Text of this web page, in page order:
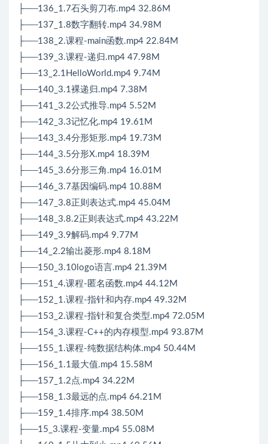
├──136_1.7石头剪刀布.mp4 32.86M
├──137_1.8数字翻转.mp4 34.98M
├──138_2.课程-main函数.mp4 22.84M
├──139_3.课程-递归.mp4 47.98M
├──13_2.1HelloWorld.mp4 9.74M
├──140_3.1裸递归.mp4 7.38M
├──141_3.2公式推导.mp4 5.52M
├──142_3.3记忆化.mp4 19.61M
├──143_3.4分形矩形.mp4 19.73M
├──144_3.5分形X.mp4 18.39M
├──145_3.6分形三角.mp4 16.01M
├──146_3.7基因编码.mp4 10.88M
├──147_3.8正则表达式.mp4 45.04M
├──148_3.8.2正则表达式.mp4 43.22M
├──149_3.9解码.mp4 9.77M
├──14_2.2输出菱形.mp4 8.18M
├──150_3.10logo语言.mp4 21.39M
├──151_4.课程-匿名函数.mp4 44.12M
├──152_1.课程-指针和内存.mp4 49.32M
├──153_2.课程-指针和复合类型.mp4 72.05M
├──154_3.课程-C++的内存模型.mp4 93.87M
├──155_1.课程-纯数据结构体.mp4 50.44M
├──156_1.1最大值.mp4 15.58M
├──157_1.2点.mp4 34.22M
├──158_1.3最远的点.mp4 64.21M
├──159_1.4排序.mp4 38.50M
├──15_3.课程-变量.mp4 55.08M